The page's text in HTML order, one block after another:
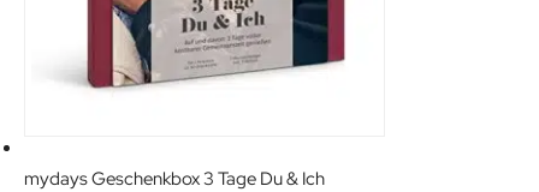
mydays Geschenkbox 3 Tage Du & Ich